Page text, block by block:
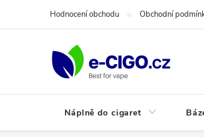
Hodnocení obchodu Obchodní
Náplně do cigaret